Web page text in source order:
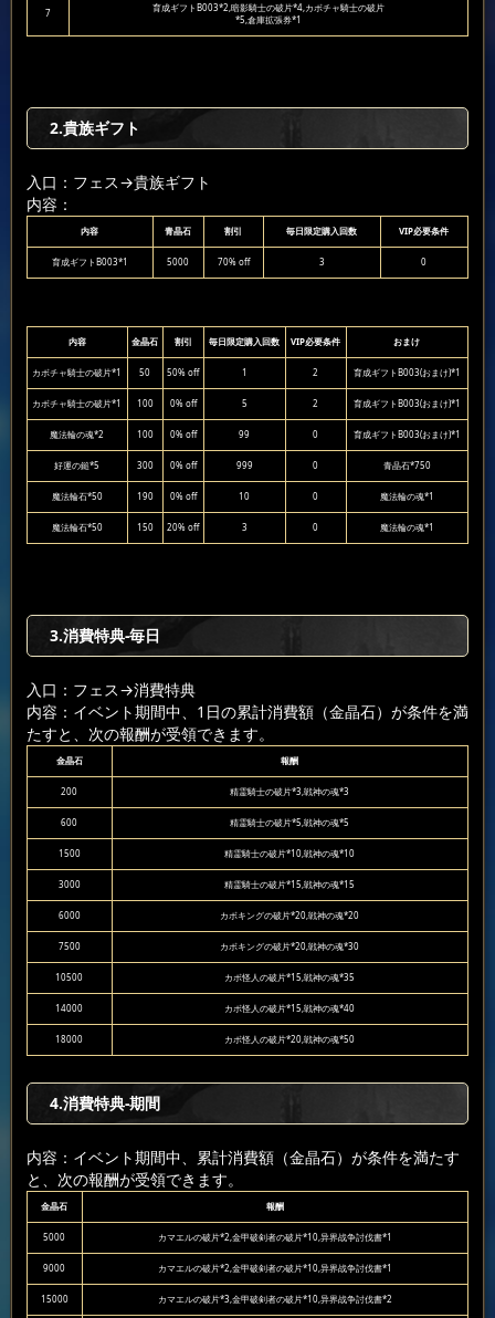
7
育成ギフトB003*2,暗影騎士の破片*4,カボチャ騎士の破片
*5,倉庫拡張券*1
2.貴族ギフト
入口：フェス→貴族ギフト
内容：
内容 青晶石 割引 毎日限定購入回数 VIP必要条件
育成ギフトB003*1 5000 70% off 3 0
内容 金晶石 割引 毎日限定購入回数 VIP必要条件 おまけ
カボチャ騎士の破片*1 50 50% off 1 2 育成ギフトB003(おまけ)*1
カボチャ騎士の破片*1 100 0% off 5 2 育成ギフトB003(おまけ)*1
魔法輪の魂*2 100 0% off 99 0 育成ギフトB003(おまけ)*1
好運の鎚*5 300 0% off 999 0 青晶石*750
魔法輪石*50 190 0% off 10 0 魔法輪の魂*1
魔法輪石*50 150 20% off 3 0 魔法輪の魂*1
3.消費特典-毎日
入口：フェス→消費特典
内容：イベント期間中、1日の累計消費額（金晶石）が条件を満
たすと、次の報酬が受領できます。
金晶石 報酬
200 精霊騎士の破片*3,戦神の魂*3
600 精霊騎士の破片*5,戦神の魂*5
1500 精霊騎士の破片*10,戦神の魂*10
3000 精霊騎士の破片*15,戦神の魂*15
6000 カボキングの破片*20,戦神の魂*20
7500 カボキングの破片*20,戦神の魂*30
10500 カボ怪人の破片*15,戦神の魂*35
14000 カボ怪人の破片*15,戦神の魂*40
18000 カボ怪人の破片*20,戦神の魂*50
4.消費特典-期間
内容：イベント期間中、累計消費額（金晶石）が条件を満たす
と、次の報酬が受領できます。
金晶石 報酬
5000 カマエルの破片*2,金甲破剣者の破片*10,异界战争討伐書*1
9000 カマエルの破片*2,金甲破剣者の破片*10,异界战争討伐書*1
15000 カマエルの破片*3,金甲破剣者の破片*10,异界战争討伐書*2